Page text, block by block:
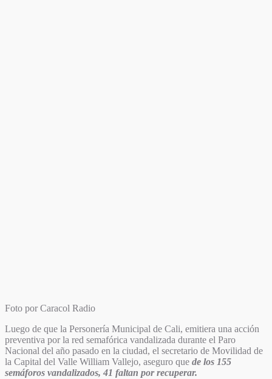
Foto por Caracol Radio
Luego de que la Personería Municipal de Cali, emitiera una acción
preventiva por la red semafórica vandalizada durante el Paro
Nacional del año pasado en la ciudad, el secretario de Movilidad de
la Capital del Valle William Vallejo, aseguro que de los 155
semáforos vandalizados, 41 faltan por recuperar.